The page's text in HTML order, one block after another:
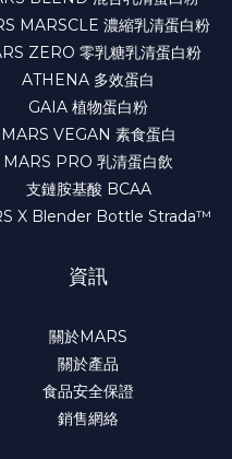
MARSCLE 濃縮乳清蛋白粉
ZERO 零乳糖乳清蛋白粉
ATHENA 多效蛋白
GAIA 植物蛋白粉
MARS VEGAN 素食蛋白
MARS PRO 乳清蛋白飲
支鏈胺基酸 BCAA
X Blender Bottle Strada™
資訊
關於MARS
關於產品
食品安全保證
銷售網絡